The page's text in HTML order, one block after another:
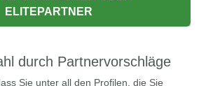
durch Partnervorschläge
Sie unter all den Profilen, die Sie